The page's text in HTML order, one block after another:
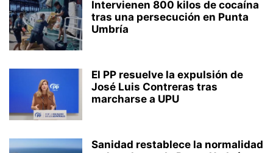
Intervienen 800 kilos de cocaína
tras una persecución en Punta
Umbría
El PP resuelve la expulsión de
José Luis Contreras tras
marcharse a UPU
Sanidad restablece la normalidad